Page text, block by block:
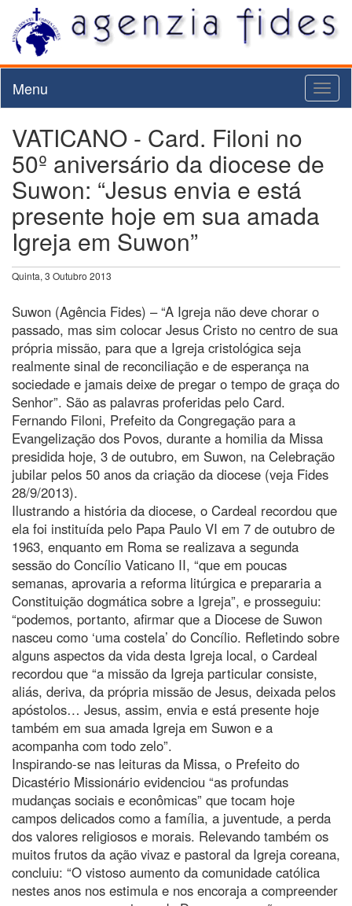
Menu
VATICANO - Card. Filoni no
50º aniversário da diocese de
Suwon: “Jesus envia e está
presente hoje em sua amada
Igreja em Suwon”
Quinta, 3 Outubro 2013
Suwon (Agência Fides) – “A Igreja não deve chorar o
passado, mas sim colocar Jesus Cristo no centro de sua
própria missão, para que a Igreja cristológica seja
realmente sinal de reconciliação e de esperança na
sociedade e jamais deixe de pregar o tempo de graça do
Senhor”. São as palavras proferidas pelo Card.
Fernando Filoni, Prefeito da Congregação para a
Evangelização dos Povos, durante a homilia da Missa
presidida hoje, 3 de outubro, em Suwon, na Celebração
jubilar pelos 50 anos da criação da diocese (veja Fides
28/9/2013).
Ilustrando a história da diocese, o Cardeal recordou que
ela foi instituída pelo Papa Paulo VI em 7 de outubro de
1963, enquanto em Roma se realizava a segunda
sessão do Concílio Vaticano II, “que em poucas
semanas, aprovaria a reforma litúrgica e prepararia a
Constituição dogmática sobre a Igreja”, e prosseguiu:
“podemos, portanto, afirmar que a Diocese de Suwon
nasceu como ‘uma costela’ do Concílio. Refletindo sobre
alguns aspectos da vida desta Igreja local, o Cardeal
recordou que “a missão da Igreja particular consiste,
aliás, deriva, da própria missão de Jesus, deixada pelos
apóstolos… Jesus, assim, envia e está presente hoje
também em sua amada Igreja em Suwon e a
acompanha com todo zelo”.
Inspirando-se nas leituras da Missa, o Prefeito do
Dicastério Missionário evidenciou “as profundas
mudanças sociais e econômicas” que tocam hoje
campos delicados como a família, a juventude, a perda
dos valores religiosos e morais. Relevando também os
muitos frutos da ação vivaz e pastoral da Igreja coreana,
concluiu: “O vistoso aumento da comunidade católica
nestes anos nos estimula e nos encoraja a compreender